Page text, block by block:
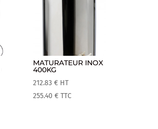
MATURATEUR INOX
400KG
212.83€ HT
255.40€ TTC